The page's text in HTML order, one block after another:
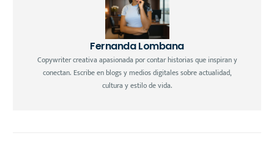
Fernanda Lombana
Copywriter creativa apasionada por contar historias que inspiran y
conectan. Escribe en blogs y medios digitales sobre actualidad,
cultura y estilo de vida.